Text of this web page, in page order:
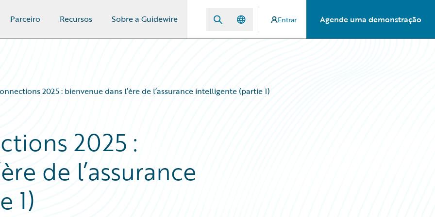
Parceiro Recursos Sobre a Guidewire Entrar Agende uma demonstração
2025 : bienvenue dans l’ère de l’assurance intelligente (partie 1)
2025 :
de l’assurance
1)